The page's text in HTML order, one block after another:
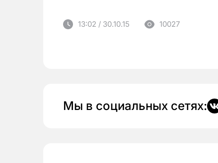
13:02 / 30.10.15 10027
Мы в социальных сетях: